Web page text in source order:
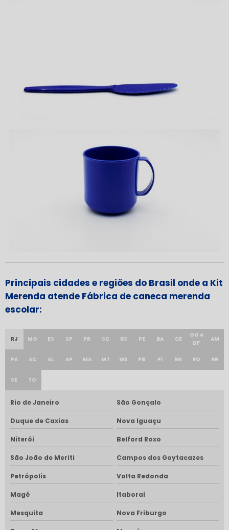
Principais cidades e regiões do Brasil onde a Kit
Merenda atende Fábrica de caneca merenda
escolar:
RJ MG ES SP PR SC RS PE BA CE
GO e
DF
AM
PA AC AL AP MA MT MS PB PI RN RO RR
SE TO
Rio de Janeiro São Gonçalo
Duque de Caxias Nova Iguaçu
Niterói Belford Roxo
São João de Meriti Campos dos Goytacazes
Petrópolis Volta Redonda
Magé Itaboraí
Mesquita Nova Friburgo